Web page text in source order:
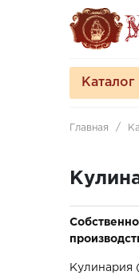
Главная
Кулинария